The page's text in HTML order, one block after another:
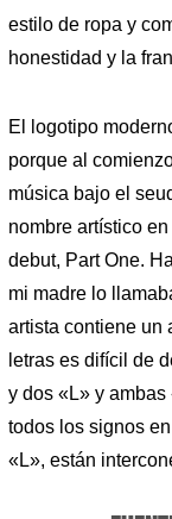
estilo de ropa y
honestidad y la
El logotipo
porque al
música bajo el
nombre artístico
debut, Part One.
mi madre lo
artista contiene un
letras es difícil de
y dos «L» y
todos los signos
«L», están